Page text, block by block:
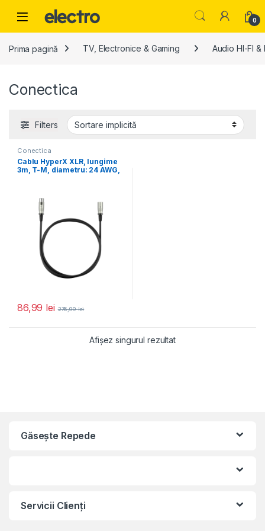
0
Prima pagină TV, Electronice & Gaming Audio HI-FI
Conectica
Filters
Conectica
Cablu HyperX XLR, lungime
3m, T-M, diametru: 24 AWG,
86,99 lei 276,99lei
Afișez singurul rezultat
Găseşte Repede
Servicii Clienţi